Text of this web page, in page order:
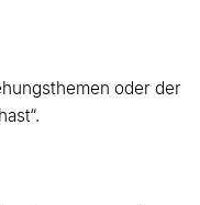
oder der